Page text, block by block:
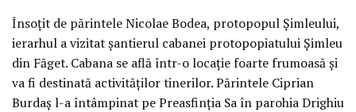
Însoțit de părintele Nicolae Bodea, protopopul Șimleului,
ierarhul a vizitat șantierul cabanei protopopiatului Șimleu
din Făget. Cabana se află într-o locație foarte frumoasă și
va fi destinată activităților tinerilor. Părintele Ciprian
Burdaș l-a întâmpinat pe Preasfinția Sa în parohia Drighiu